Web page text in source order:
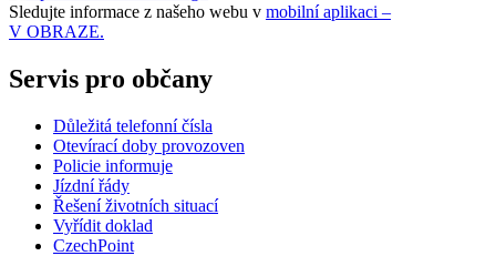
Sledujte informace z našeho webu v mobilní aplikaci –
V OBRAZE.
Servis pro občany
Důležitá telefonní čísla
Otevírací doby provozoven
Policie informuje
Jízdní řády
Řešení životních situací
Vyřídit doklad
CzechPoint